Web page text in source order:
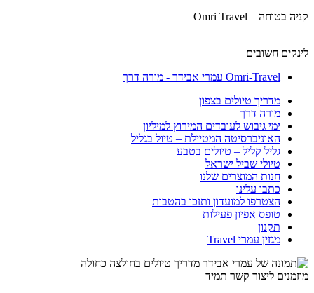
קניה בטוחה – Omri Travel
לינקים חשובים
Omri-Travel עמרי אבידר - מורה דרך
מדריך טיולים בצפון
מורה דרך
ימי גיבוש לעובדים המירוץ למיליון
האוניברסיטה המטיילת – טיול בגליל
גליל קליל – טיולים בטבע
טיולי שביל ישראל
חנות המוצרים שלנו
כתבו עלינו
הצטרפו למועדון ותזכו בהטבות
טופס אפיון פעילות
תקנון
מגזין עמרי Travel
מוזמנים ליצור קשר תמיד